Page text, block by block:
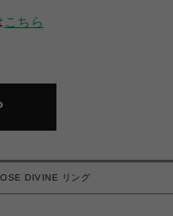
こちら
DIVINE リング